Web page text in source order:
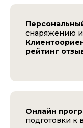
снаряжению и
рейтинг
Онлайн
подготовки к